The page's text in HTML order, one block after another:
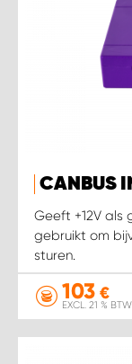
CANBUS
Geeft +12V als
gebruikt om
sturen.
103 €
EXCL. 21 % BTW